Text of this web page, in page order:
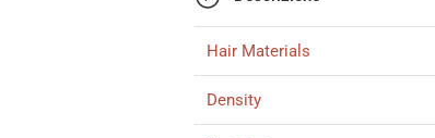
Hair Materials
Density